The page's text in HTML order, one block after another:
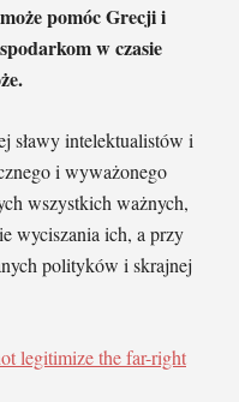
pomóc Grecji i
w czasie
sławy intelektualistów i
i wyważonego
wszystkich ważnych,
wyciszania ich, a przy
polityków i skrajnej
legitimize the far-right